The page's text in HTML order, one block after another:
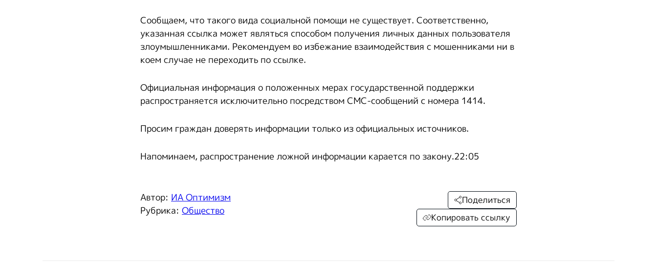
Сообщаем, что такого вида социальной помощи не существует. Соответственно,
указанная ссылка может являться способом получения личных данных пользователя
злоумышленниками. Рекомендуем во избежание взаимодействия с мошенниками ни в
коем случае не переходить по ссылке.
Официальная информация о положенных мерах государственной поддержки
распространяется исключительно посредством СМС-сообщений с номера 1414.
Просим граждан доверять информации только из официальных источников.
Напоминаем, распространение ложной информации карается по закону.22:05
Автор: ИА Оптимизм
Рубрика: Общество
Поделиться
Копировать ссылку